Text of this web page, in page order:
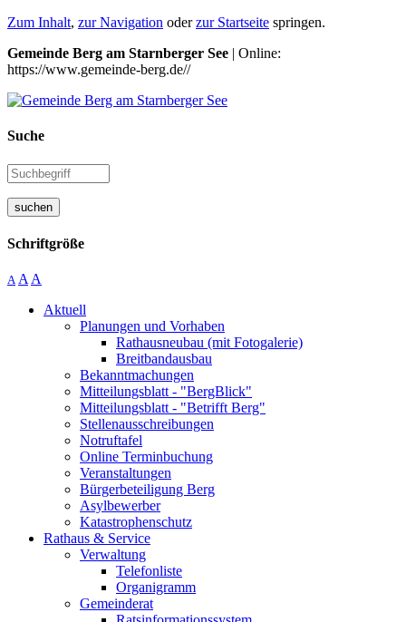
Zum Inhalt, zur Navigation oderzur Startseite springen.
Gemeinde Berg am Starnberger See | Online:
https://www.gemeinde-berg.de//
Suche
suchen
Schriftgröße
A A A
Aktuell
Planungen und Vorhaben
Rathausneubau (mit Fotogalerie)
Breitbandausbau
Bekanntmachungen
Mitteilungsblatt - "BergBlick"
Mitteilungsblatt - "Betrifft Berg"
Stellenausschreibungen
Notruftafel
Online Terminbuchung
Veranstaltungen
Bürgerbeteiligung Berg
Asylbewerber
Katastrophenschutz
Rathaus & Service
Verwaltung
Telefonliste
Organigramm
Gemeinderat